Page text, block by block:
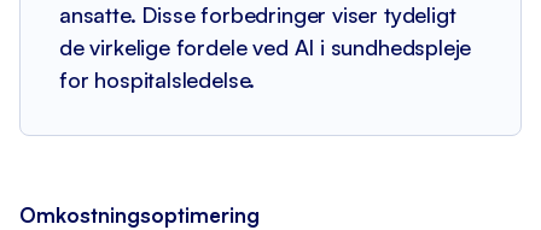
ansatte. Disse forbedringer viser tydeligt
de virkelige fordele ved AI i sundhedspleje
for hospitalsledelse.
Omkostningsoptimering